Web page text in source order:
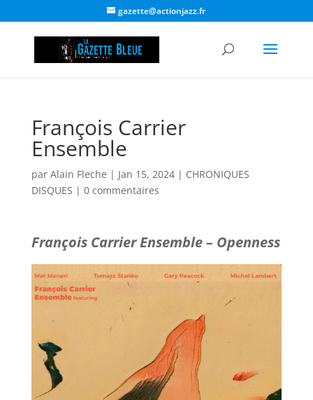
gazette@actionjazz.fr
François Carrier
Ensemble
par Alain Fleche | Jan 15, 2024| CHRONIQUES
DISQUES | 0 commentaires
François Carrier Ensemble– Openness